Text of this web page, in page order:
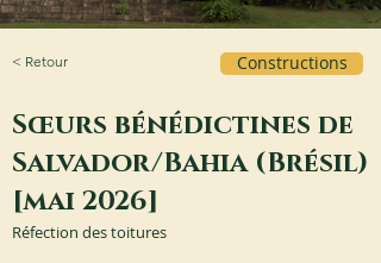
< Retour Constructions
Sœurs bénédictines de
Salvador/Bahia (Brésil)
[mai 2026]
Réfection des toitures